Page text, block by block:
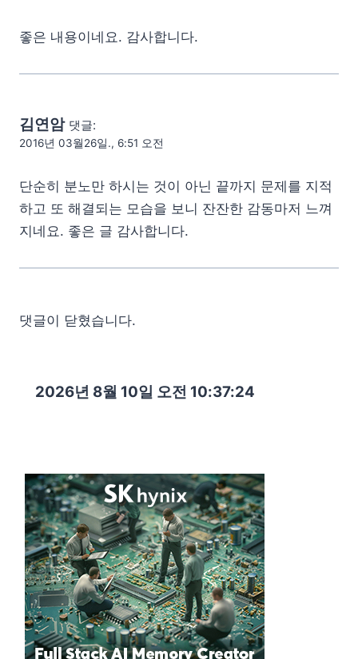
좋은 내용이네요. 감사합니다.
김연암 댓글:
2016년 03월26일., 6:51 오전
단순히 분노만 하시는 것이 아닌 끝까지 문제를 지적
하고 또 해결되는 모습을 보니 잔잔한 감동마저 느껴
지네요. 좋은 글 감사합니다.
댓글이 닫혔습니다.
2026년 8월 10일 오전 10:37:25